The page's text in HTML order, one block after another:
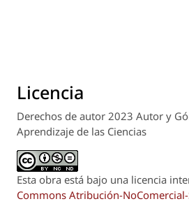
Licencia
Derechos de autor 2023 Autor y
Aprendizaje de las Ciencias
Esta obra está bajo una licencia
Commons Atribución-